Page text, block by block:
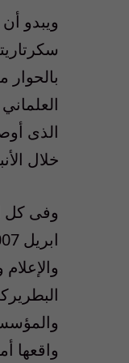
ويبدو
بالحوار
الذى
خلال
وفى كل
واقعها